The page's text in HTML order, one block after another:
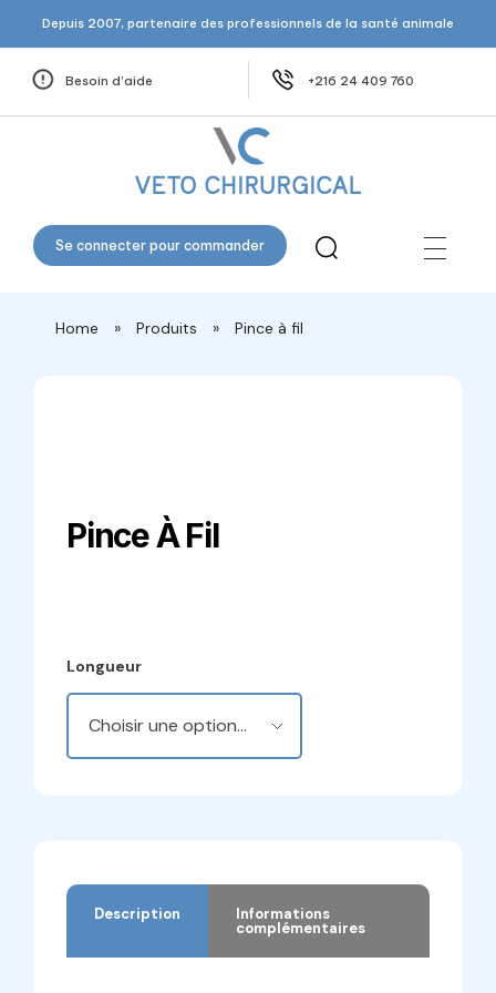
Depuis 2007, partenaire des professionnels de la santé animale
Besoin d’aide +216 24 409 760
Se connecter pour commander
Home » Produits » Pince à fil
Pince À Fil
Longueur
Description Informations
complémentaires